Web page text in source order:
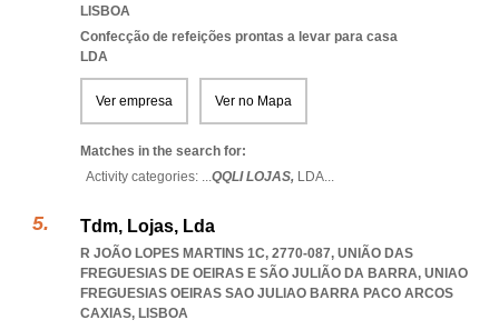
LISBOA
Confecção de refeições prontas a levar para casa
LDA
Ver empresa Ver no Mapa
Matches in the search for:
Activity categories: ...QQLI LOJAS, LDA...
Tdm, Lojas, Lda
R JOÃO LOPES MARTINS 1C, 2770-087, UNIÃO DAS
FREGUESIAS DE OEIRAS E SÃO JULIÃO DA BARRA, UNIAO
FREGUESIAS OEIRAS SAO JULIAO BARRA PACO ARCOS
CAXIAS, LISBOA